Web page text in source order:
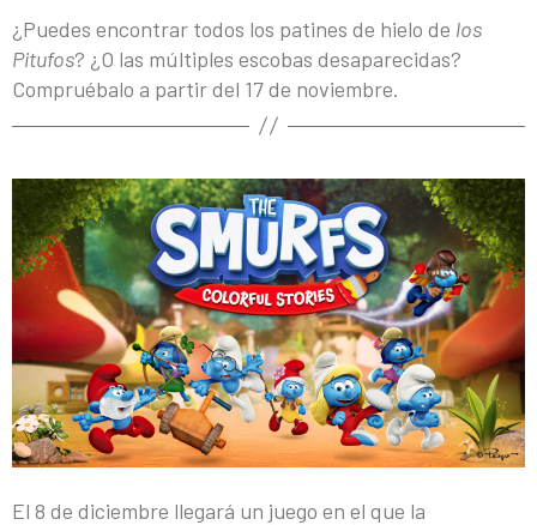
¿Puedes encontrar todos los patines de hielo de los
Pitufos? ¿O las múltiples escobas desaparecidas?
Compruébalo a partir del 17 de noviembre.
El 8 de diciembre llegará un juego en el que la